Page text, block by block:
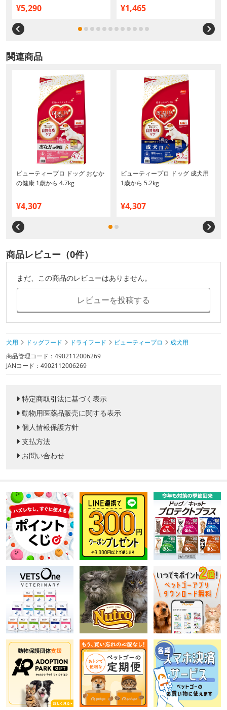
¥5,290 ¥1,465
関連商品
ビューティープロ ドッグ おなか
の健康 1歳から 4.7kg
¥4,307
ビューティープロ ドッグ 成犬用
1歳から 5.2kg
¥4,307
商品レビュー（0件）
まだ、この商品のレビューはありません。
レビューを投稿する
犬用 ドッグフード ドライフード ビューティープロ
成犬用
商品管理コード：4902112006269
JANコード：4902112006269
特定商取引法に基づく表示
動物用医薬品販売に関する表示
個人情報保護方針
支払方法
お問い合わせ